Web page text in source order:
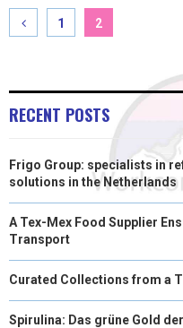
Posts
1 2
RECENT POSTS
Frigo Group: specialists in
solutions in the Netherlands
A Tex-Mex Food Supplier
Transport
Curated Collections from a
Spirulina: Das grüne Gold